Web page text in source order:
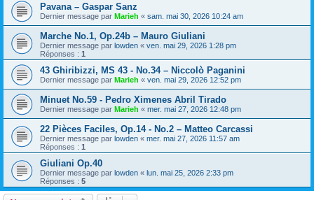
Pavana – Gaspar Sanz
Dernier message par Marieh « sam. mai 30, 2026 10:24 am
Marche No.1, Op.24b – Mauro Giuliani
Dernier message par lowden « ven. mai 29, 2026 1:28 pm
Réponses : 1
43 Ghiribizzi, MS 43 - No.34 – Niccolò Paganini
Dernier message par Marieh « ven. mai 29, 2026 12:52 pm
Minuet No.59 - Pedro Ximenes Abril Tirado
Dernier message par Marieh « mer. mai 27, 2026 12:48 pm
22 Pièces Faciles, Op.14 - No.2 – Matteo Carcassi
Dernier message par lowden « mer. mai 27, 2026 11:57 am
Réponses : 1
Giuliani Op.40
Dernier message par lowden « lun. mai 25, 2026 2:33 pm
Réponses : 5